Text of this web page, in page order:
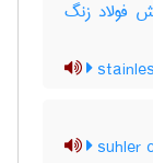
فولاد زنگ
suhler